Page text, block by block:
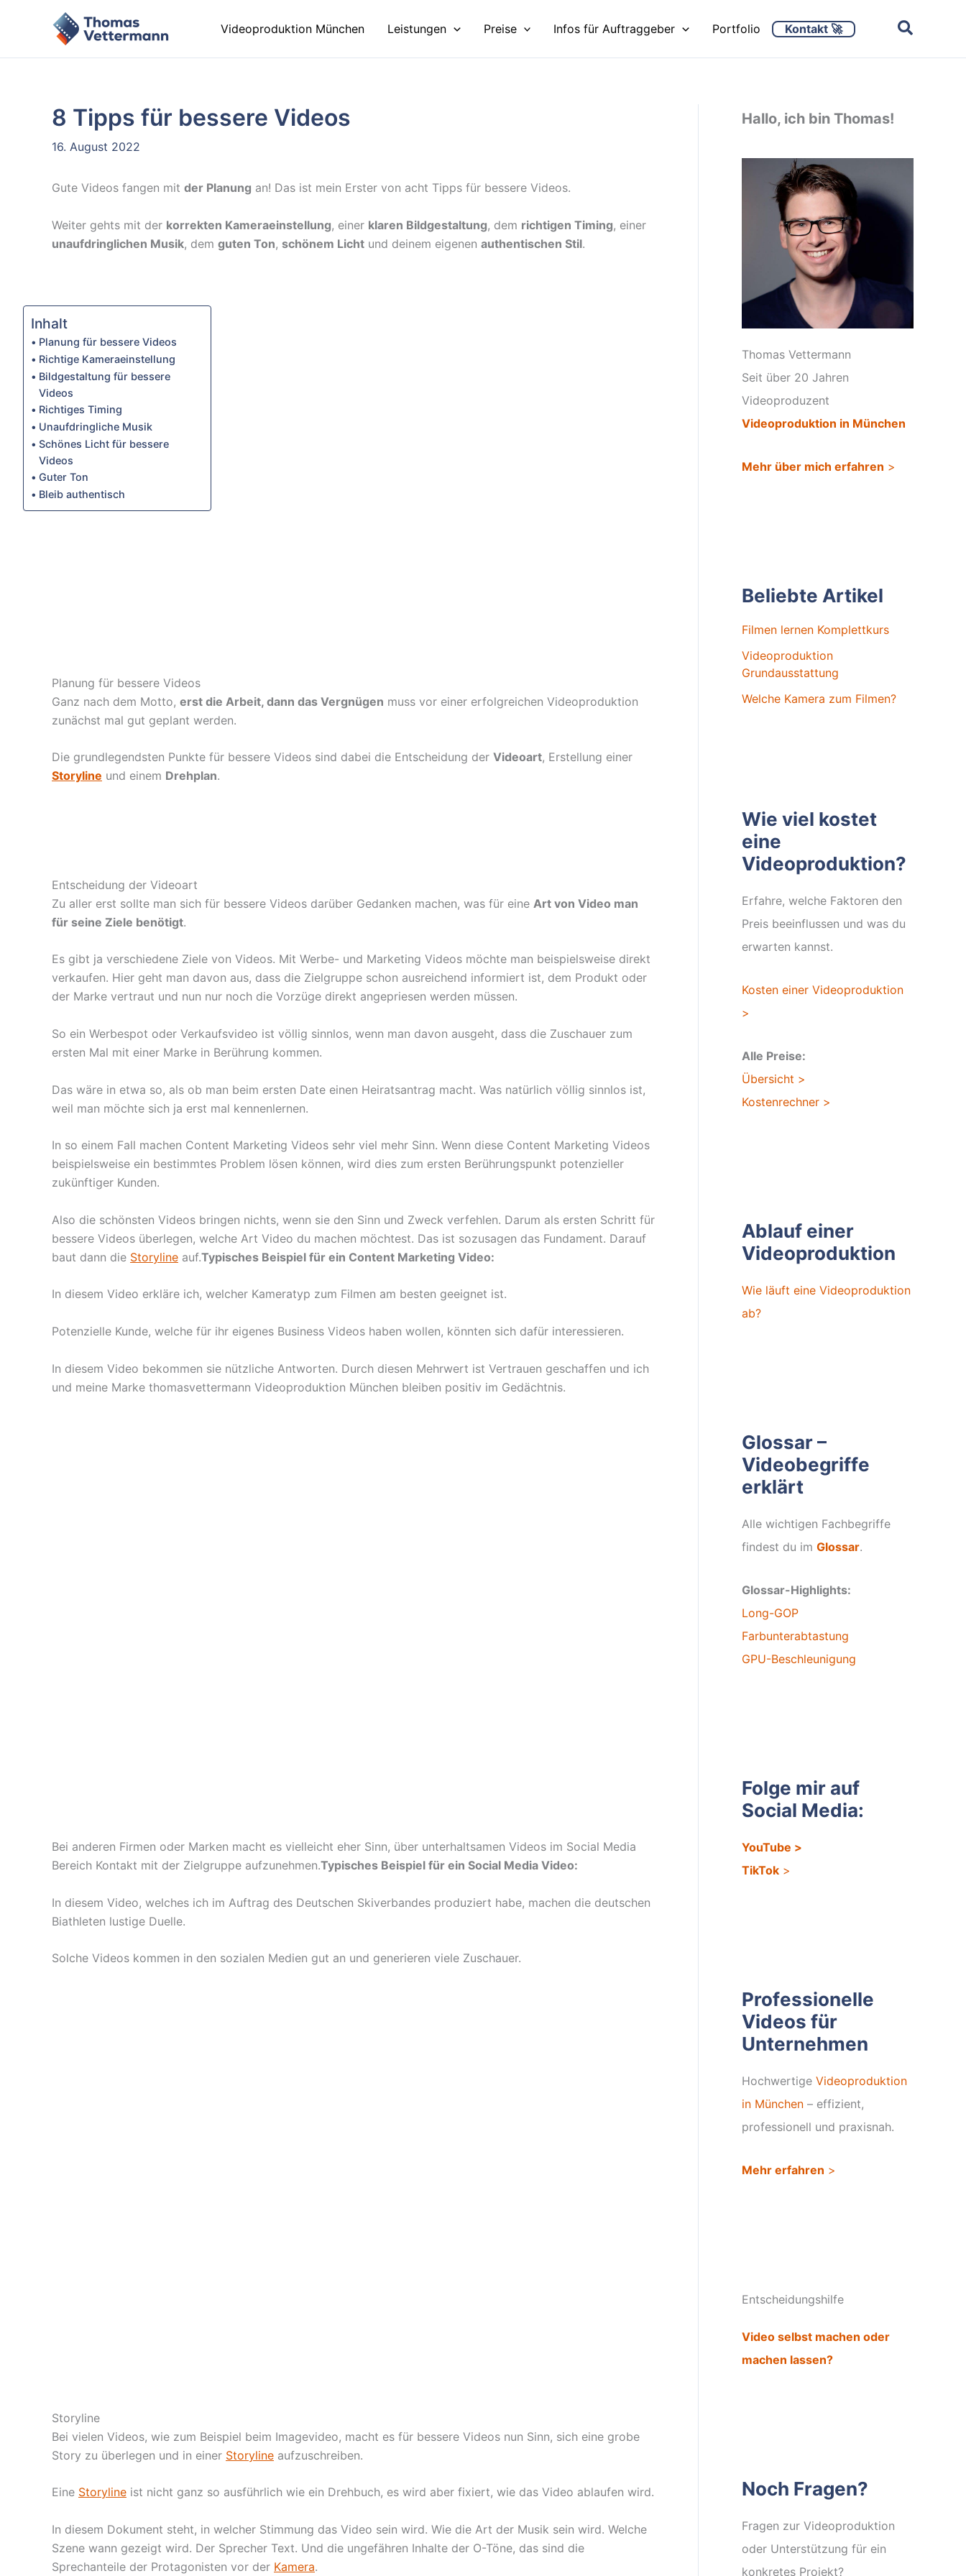
Videoproduktion München Leistungen Preise Infos für Auftraggeber Portfolio Kontakt 🚀
8 Tipps für bessere Videos
16. August 2022
Gute Videos fangen mit der Planung an! Das ist mein Erster von acht Tipps für bessere Videos.
Weiter gehts mit der korrekten Kameraeinstellung, einer klaren Bildgestaltung, dem richtigen Timing, einer
unaufdringlichen Musik, dem guten Ton, schönem Licht und deinem eigenen authentischen Stil.
Inhalt
Planung für bessere Videos
Richtige Kameraeinstellung
Bildgestaltung für bessere
Videos
Richtiges Timing
Unaufdringliche Musik
Schönes Licht für bessere
Videos
Guter Ton
Bleib authentisch
Planung für bessere Videos
Ganz nach dem Motto, erst die Arbeit, dann das Vergnügen muss vor einer erfolgreichen Videoproduktion
zunächst mal gut geplant werden.
Die grundlegendsten Punkte für bessere Videos sind dabei die Entscheidung der Videoart, Erstellung einer
Storyline und einem Drehplan.
Entscheidung der Videoart
Zu aller erst sollte man sich für bessere Videos darüber Gedanken machen, was für eine Art von Video man
für seine Ziele benötigt.
Es gibt ja verschiedene Ziele von Videos. Mit Werbe- und Marketing Videos möchte man beispielsweise direkt
verkaufen. Hier geht man davon aus, dass die Zielgruppe schon ausreichend informiert ist, dem Produkt oder
der Marke vertraut und nun nur noch die Vorzüge direkt angepriesen werden müssen.
So ein Werbespot oder Verkaufsvideo ist völlig sinnlos, wenn man davon ausgeht, dass die Zuschauer zum
ersten Mal mit einer Marke in Berührung kommen.
Das wäre in etwa so, als ob man beim ersten Date einen Heiratsantrag macht. Was natürlich völlig sinnlos ist,
weil man möchte sich ja erst mal kennenlernen.
In so einem Fall machen Content Marketing Videos sehr viel mehr Sinn. Wenn diese Content Marketing Videos
beispielsweise ein bestimmtes Problem lösen können, wird dies zum ersten Berührungspunkt potenzieller
zukünftiger Kunden.
Also die schönsten Videos bringen nichts, wenn sie den Sinn und Zweck verfehlen. Darum als ersten Schritt für
bessere Videos überlegen, welche Art Video du machen möchtest. Das ist sozusagen das Fundament. Darauf
baut dann die Storyline auf.Typisches Beispiel für ein Content Marketing Video:
In diesem Video erkläre ich, welcher Kameratyp zum Filmen am besten geeignet ist.
Potenzielle Kunde, welche für ihr eigenes Business Videos haben wollen, könnten sich dafür interessieren.
In diesem Video bekommen sie nützliche Antworten. Durch diesen Mehrwert ist Vertrauen geschaffen und ich
und meine Marke thomasvettermann Videoproduktion München bleiben positiv im Gedächtnis.
Bei anderen Firmen oder Marken macht es vielleicht eher Sinn, über unterhaltsamen Videos im Social Media
Bereich Kontakt mit der Zielgruppe aufzunehmen.Typisches Beispiel für ein Social Media Video:
In diesem Video, welches ich im Auftrag des Deutschen Skiverbandes produziert habe, machen die deutschen
Biathleten lustige Duelle.
Solche Videos kommen in den sozialen Medien gut an und generieren viele Zuschauer.
Storyline
Bei vielen Videos, wie zum Beispiel beim Imagevideo, macht es für bessere Videos nun Sinn, sich eine grobe
Story zu überlegen und in einer Storyline aufzuschreiben.
Eine Storyline ist nicht ganz so ausführlich wie ein Drehbuch, es wird aber fixiert, wie das Video ablaufen wird.
In diesem Dokument steht, in welcher Stimmung das Video sein wird. Wie die Art der Musik sein wird. Welche
Szene wann gezeigt wird. Der Sprecher Text. Und die ungefähren Inhalte der O-Töne, das sind die
Sprechanteile der Protagonisten vor der Kamera.
Hallo, ich bin Thomas!
Thomas Vettermann
Seit über 20 Jahren
Videoproduzent
Videoproduktion in München
Mehr über mich erfahren >
Beliebte Artikel
Filmen lernen Komplettkurs
Videoproduktion
Grundausstattung
Welche Kamera zum Filmen?
Wie viel kostet
eine
Videoproduktion?
Erfahre, welche Faktoren den
Preis beeinflussen und was du
erwarten kannst.
Kosten einer Videoproduktion
>
Alle Preise:
Übersicht >
Kostenrechner >
Ablauf einer
Videoproduktion
Wie läuft eine Videoproduktion
ab?
Glossar –
Videobegriffe
erklärt
Alle wichtigen Fachbegriffe
findest du im Glossar.
Glossar-Highlights:
Long-GOP
Farbunterabtastung
GPU-Beschleunigung
Folge mir auf
Social Media:
YouTube >
TikTok >
Professionelle
Videos für
Unternehmen
Hochwertige Videoproduktion
in München – effizient,
professionell und praxisnah.
Mehr erfahren >
Entscheidungshilfe
Video selbst machen oder
machen lassen?
Noch Fragen?
Fragen zur Videoproduktion
oder Unterstützung für ein
konkretes Projekt?